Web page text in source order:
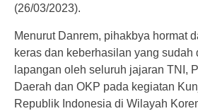
(26/03/2023).
Menurut Danrem, pihakbya hormat
keras dan keberhasilan yang sudah
lapangan oleh seluruh jajaran TNI,
Daerah dan OKP pada kegiatan
Republik Indonesia di Wilayah